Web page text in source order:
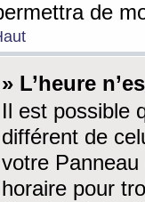
de
» L’heure
Il est possible
différent de
votre Panneau
horaire pour